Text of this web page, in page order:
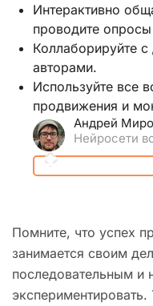
Интерактивно
проводите
Коллаборируйте
авторами.
Используйте все
продвижения и
Андрей
Нейросети
Помните, что успех
занимается своим
последовательным и